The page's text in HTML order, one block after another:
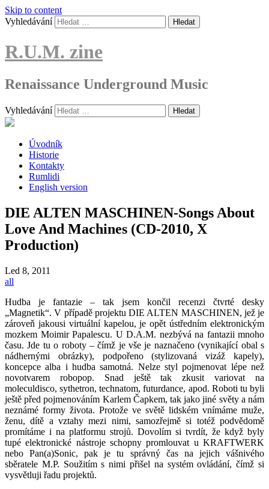
Skip to content
Vyhledávání
R.U.M. zine
Renaissance Underground Music
Vyhledávání
Úvodník
Historie
Kontakty
Rumlidi
English version
DIE ALTEN MASCHINEN-Songs About
Love And Machines (CD-2010, X
Production)
Led 8, 2011
all
Hudba je fantazie – tak jsem končil recenzi čtvrté desky
„Magnetik“. V případě projektu DIE ALTEN MASCHINEN, jež je
zároveň jakousi virtuální kapelou, je opět ústředním elektronickým
mozkem Moimir Papalescu. U D.A.M. nezbývá na fantazii mnoho
času. Jde tu o roboty – čímž je vše je naznačeno (vynikající obal s
nádhernými obrázky), podpořeno (stylizovaná vizáž kapely),
koncepce alba i hudba samotná. Nelze styl pojmenovat lépe než
novotvarem robopop. Snad ještě tak zkusit variovat na
moleculdisco, sythetron, technatom, futurdance, apod. Roboti tu byli
ještě před pojmenováním Karlem Čapkem, tak jako jiné světy a nám
neznámé formy života. Protože ve světě lidském vnímáme muže,
ženu, dítě a vztahy mezi nimi, samozřejmě si totéž podvědomě
promítáme i na platformu strojů. Dovolím si tvrdít, že když byly
tupé elektronické nástroje schopny promlouvat u KRAFTWERK
nebo Pan(a)Sonic, pak je tu správný čas na jejich vášnivého
sběratele M.P. Soužitím s nimi přišel na systém ovládání, čímž si
vysvětluji řadu projektů.